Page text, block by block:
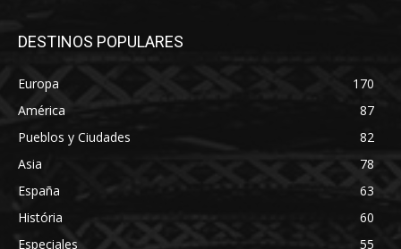
DESTINOS POPULARES
Europa
170
América
87
Pueblos y Ciudades
82
Asia
78
España
63
História
60
Especiales
55